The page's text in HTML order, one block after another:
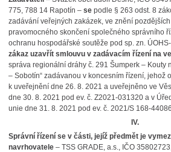
775, 788 14 Rapotín – sepodle § 263 odst. 8
zadávání veřejných zakázek, ve znění
pravomocného skončení společného správního
ochranu hospodářské soutěže pod sp. zn.
zákaz uzavřít smlouvu v zadávacím řízení na
správa regionální dráhy č. 291 Šumperk – Kouty
– Sobotín“ zadávanou v koncesním řízení, jehož
k uveřejnění dne 26. 8. 2021 a uveřejněno ve
dne 30. 8. 2021 pod ev. č. Z2021-031320 a v
unie dne 31. 8. 2021 pod ev. č. 2021/S 168-
IV.
Správní řízení se v části, jejíž předmět je
navrhovatele– TSS GRADE, a.s., IČO